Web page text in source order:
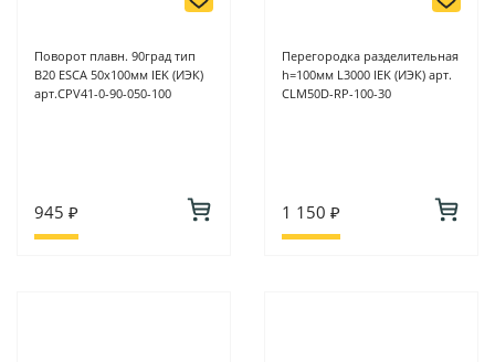
Поворот плавн. 90град тип
В20 ESCA 50х100мм IEK (ИЭК)
арт.CPV41-0-90-050-100
945 ₽
Перегородка разделительная
h=100мм L3000 IEK (ИЭК) арт.
CLM50D-RP-100-30
1 150 ₽